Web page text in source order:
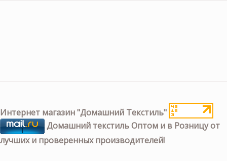
Интернет магазин "Домашний Текстиль"
Домашний текстиль Оптом и в Розницу от
лучших и проверенных производителей!